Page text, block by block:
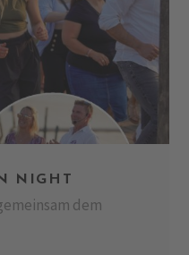
NIGHT
dem